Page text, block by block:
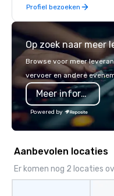
Profiel bezoeken
Op zoek naar meer
Browse voor meer
vervoer en andere
Meer informatie
Powered by
Aanbevolen locaties
Er komen nog 2 locaties